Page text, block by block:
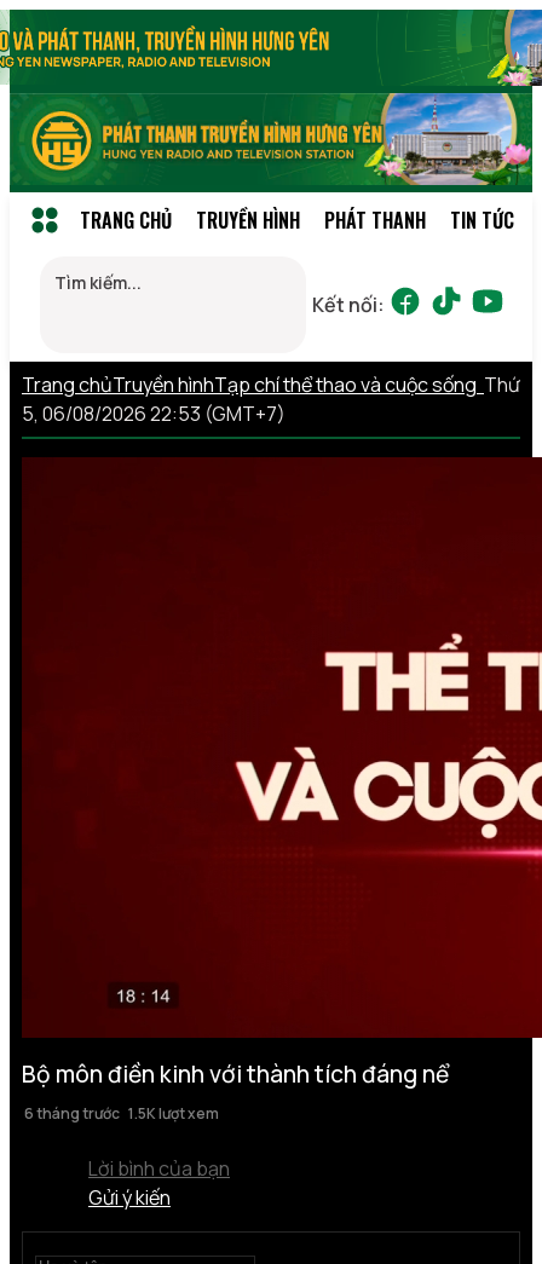
TRANG CHỦ TRUYỀN HÌNH PHÁT THANH TIN TỨC
Kết nối:
Trang chủTruyền hìnhTạp chí thể thao và cuộc sống Thứ
5, 06/08/2026 22:53 (GMT+7)
Bộ môn điền kinh với thành tích đáng nể
6 tháng trước 1.5K lượt xem
Lời bình của bạn
Gửi ý kiến